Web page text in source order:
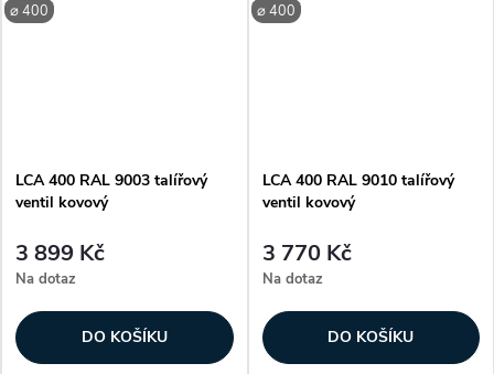
je opatřen bílou vypalovací
je opatřen bílou vypalovací
⌀ 400
LCA 400 RAL 9003 talířový
ventil kovový
3 899 Kč
Na dotaz
DO KOŠÍKU
⌀ 400
LCA 400 RAL 9010 talířový
ventil kovový
3 770 Kč
Na dotaz
DO KOŠÍKU